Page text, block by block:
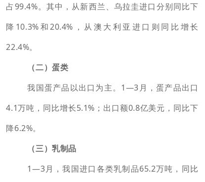
占99.4%。其中，从新西兰、乌拉圭进口分别同比下
降10.3%和20.4%，从澳大利亚进口则同比增长
22.4%。
（二）蛋类
我国蛋产品以出口为主。1—3月，蛋产品出口
4.1万吨，同比增长5.1%；出口额0.8亿美元，同比下
降6.2%。
（三）乳制品
1—3月，我国进口各类乳制品65.2万吨，同比